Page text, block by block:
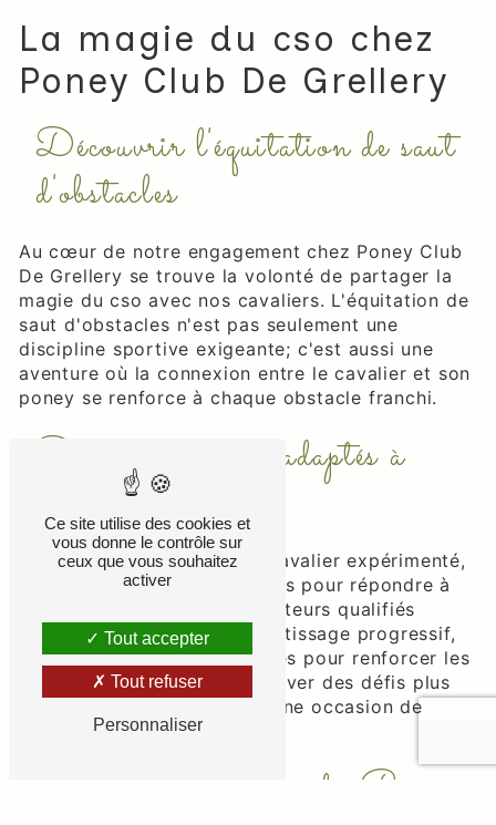
La magie du cso chez
Poney Club De Grellery
Découvrir l'équitation de saut
d'obstacles
Au cœur de notre engagement chez Poney Club
De Grellery se trouve la volonté de partager la
magie du cso avec nos cavaliers. L'équitation de
saut d'obstacles n'est pas seulement une
discipline sportive exigeante; c'est aussi une
aventure où la connexion entre le cavalier et son
poney se renforce à chaque obstacle franchi.
Des cours de cso adaptés à
tous les niveaux
Que vous soyez novice ou cavalier expérimenté,
nos cours de cso sont conçus pour répondre à
tous les niveaux. Nos instructeurs qualifiés
mettent l'accent sur l'apprentissage progressif,
offrant des sessions adaptées pour renforcer les
compétences de base et relever des défis plus
avancés. Chaque leçon est une occasion de
grandir en tant que cavalier.
Les infrastructures du Poney
Ce site utilise des cookies et
vous donne le contrôle sur
ceux que vous souhaitez
activer
Tout accepter
Tout refuser
Personnaliser